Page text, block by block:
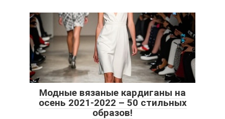
Модные вязаные кардиганы на
осень 2021-2022 – 50 стильных
образов!